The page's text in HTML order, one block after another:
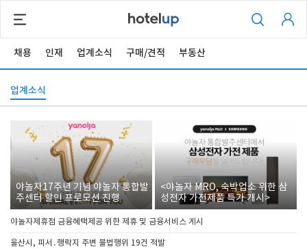
채용 인재 업계소식 구매/견적 부동산
업계소식
야놀자17주년 기념 야놀자 통합발
주센터 할인 프로모션 진행
<야놀자 MRO, 숙박업소 위한 삼
성전자 가전제품 특가 개시>
야놀자제휴점 금융혜택제공 위한 제휴 및 금융서비스 게시
울산시, 피서․행락지 주변 불법행위 19건 적발